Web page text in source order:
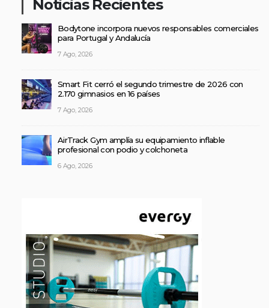
Noticias Recientes
Bodytone incorpora nuevos responsables comerciales
para Portugal y Andalucía
7 Ago, 2026
Smart Fit cerró el segundo trimestre de 2026 con
2.170 gimnasios en 16 países
7 Ago, 2026
AirTrack Gym amplía su equipamiento inflable
profesional con podio y colchoneta
6 Ago, 2026